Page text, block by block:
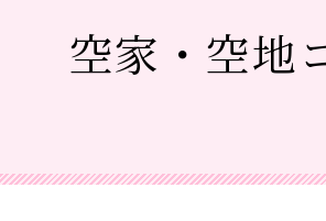
空家・空地